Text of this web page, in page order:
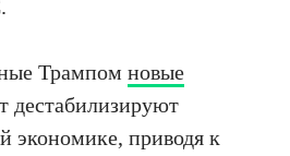
Трампом новые
дестабилизируют
экономике, приводя к